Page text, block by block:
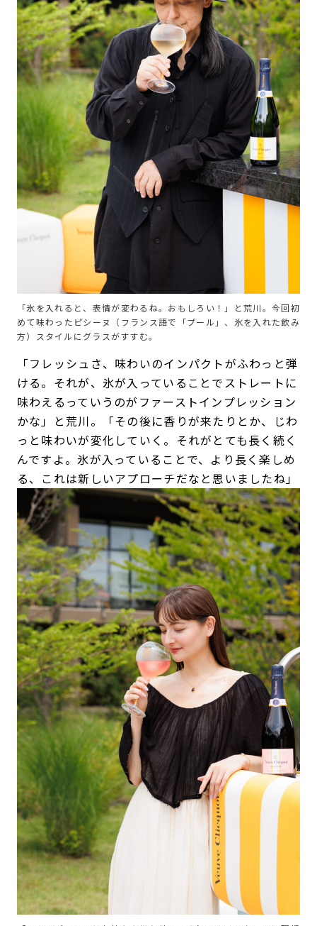
「氷を入れると、表情が変わるね。おもしろい！」と荒川。今回初
めて味わったピシーヌ（フランス語で「プール」、氷を入れた飲み
方）スタイルにグラスがすすむ。
「フレッシュさ、味わいのインパクトがふわっと弾
ける。それが、氷が入っていることでストレートに
味わえるっていうのがファーストインプレッション
かな」と荒川。「その後に香りが来たりとか、じわ
っと味わいが変化していく。それがとても長く続く
んですよ。氷が入っていることで、より長く楽しめ
る、これは新しいアプローチだなと思いましたね」